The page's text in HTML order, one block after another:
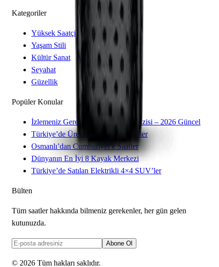
Kategoriler
Yüksek Saatçilik
Yaşam Stili
Kültür Sanat
Seyahat
Güzellik
Popüler Konular
İzlemeniz Gereken 15 Yeni Kore Dizisi – 2026 Güncel
Türkiye’de Üretilen Yerli Otomobiller
Osmanlı’dan Cumhuriyet’e Saatler
Dünyanın En İyi 8 Kayak Merkezi
Türkiye’de Satılan Elektrikli 4×4 SUV’ler
Bülten
Tüm saatler hakkında bilmeniz gerekenler, her gün gelen
kutunuzda.
Abone Ol
© 2026 Tüm hakları saklıdır.